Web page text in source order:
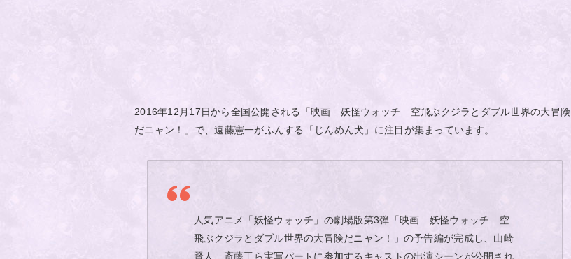
2016年12月17日から全国公開される「映画 妖怪ウォッチ 空飛ぶクジラとダブル世界の大冒険
だニャン！」で、遠藤憲一がふんする「じんめん犬」に注目が集まっています。
人気アニメ「妖怪ウォッチ」の劇場版第3弾「映画 妖怪ウォッチ 空
飛ぶクジラとダブル世界の大冒険だニャン！」の予告編が完成し、山崎
賢人、斎藤工ら実写パートに参加するキャストの出演シーンが公開され